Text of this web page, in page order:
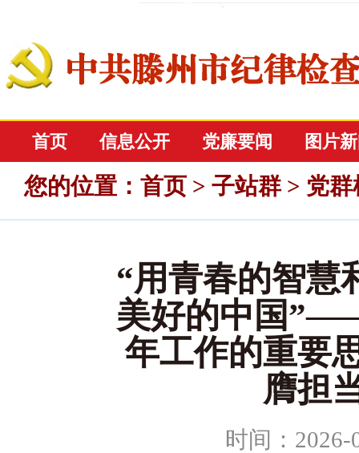
首页 信息公开 党廉要闻 图片
您的位置 ： 首页 > 子站群 > 党群
“用青春的智慧
美好的中国
年工作的重要
膺担
时间：